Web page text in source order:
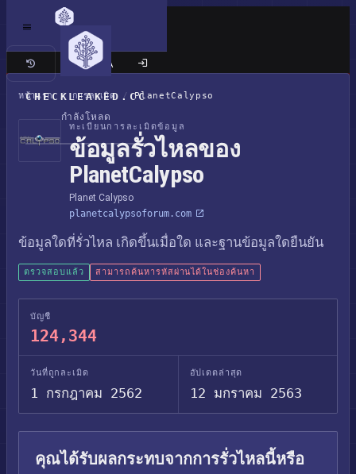
CHECKLEAKED.CC
กำลังโหลด
เว็บไซต์แบบคลาสสิก
หน้าแรก / การละเมิด / PlanetCalypso
ทะเบียนการละเมิดข้อมูล
ข้อมูลรั่วไหลของ
PlanetCalypso
Planet Calypso
planetcalypsoforum.com
ข้อมูลใดที่รั่วไหล เกิดขึ้นเมื่อใด และฐานข้อมูลใดยืนยัน
ตรวจสอบแล้ว สามารถค้นหารหัสผ่านได้ในช่องค้นหา
บัญชี
124,344
วันที่ถูกละเมิด
1 กรกฎาคม 2562
อัปเดตล่าสุด
12 มกราคม 2563
คุณได้รับผลกระทบจากการรั่วไหลนี้หรือ